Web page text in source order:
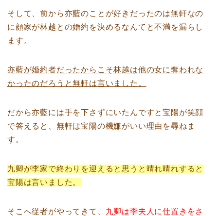
そして、前から亦藍のことが好きだったのは無軒なの
に顔家が林越との婚約を決めるなんてと不満を漏らし
ます。
亦藍が婚約者だったからこそ林越は他の女に奪われな
かったのだろうと無軒は言いました。
だから亦藍には手を下さずにいたんですと宝陽が笑顔
で答えると、無軒は宝陽の機嫌がいい理由を尋ねま
す。
九卿が李家で終わりを迎えると思うと晴れ晴れすると
宝陽は言いました。
そこへ従者がやってきて、 九卿は李夫人に仕置きをさ